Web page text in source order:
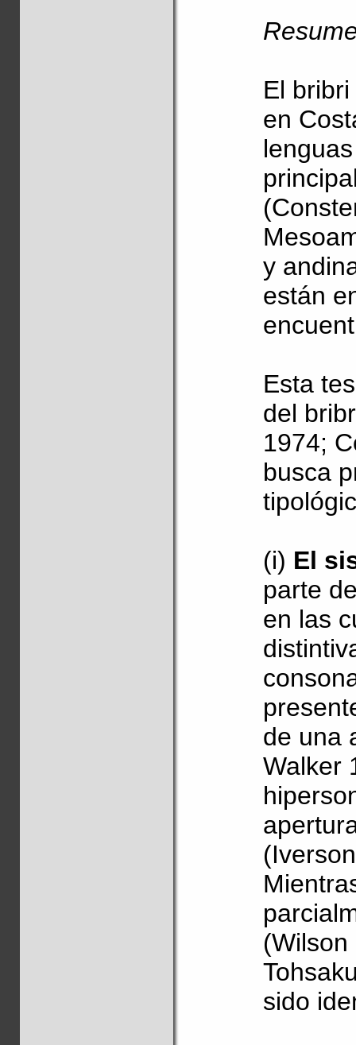
El
en
y
están
Esta
del
1974;
busca
(i) El
parte
en las
de una
Walker
sido